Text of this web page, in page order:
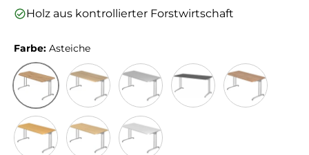
Holz aus kontrollierter Forstwirtschaft
Farbe: Asteiche
Asteiche Eiche Grau